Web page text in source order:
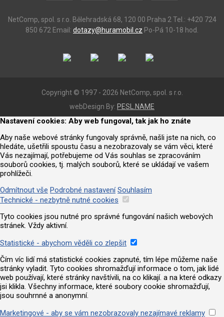
NetComp, spol. s r.o. Bělehradská 68, 120 00 Praha 2 Tel.: +420 724
850 672 Email: dotazy@huramobil.cz Po-Pá 10-18 hod.
Copyright © 1997 - 2026 NetComp, spol. s r.o.
webDesign By: PESL.NAME
Nastavení cookies: Aby web fungoval, tak jak ho znáte
Aby naše webové stránky fungovaly správně, našli jste na nich, co
hledáte, ušetřili spoustu času a nezobrazovaly se vám věci, které
Vás nezajímají, potřebujeme od Vás souhlas se zpracováním
souborů cookies, tj. malých souborů, které se ukládají ve vašem
prohlížeči.
Odmítnout vše Podrobné nastavení Souhlasím
Technické - nezbytně nutné cookies
Tyto cookies jsou nutné pro správné fungování našich webových
stránek. Vždy aktivní.
Statistické - abychom věděli co zlepšit
Čím víc lidí má statistické cookies zapnuté, tím lépe můžeme naše
stránky vyladit. Tyto cookies shromažďují informace o tom, jak lidé
web používají, které stránky navštívili, na co klikají. a na které odkazy
jsi klikla. Všechny informace, které soubory cookie shromažďují,
jsou souhrnné a anonymní.
Marketingové - aby se vám nezobrazovaly nezajímavé reklamy